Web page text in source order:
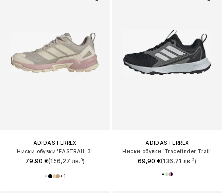
ADIDAS TERREX
Ниски обувки 'EASTRAIL 3'
79,90 €(156,27 лв.³)
+1
ADIDAS TERREX
Ниски обувки 'Tracefinder Trail'
69,90 €(136,71 лв.³)